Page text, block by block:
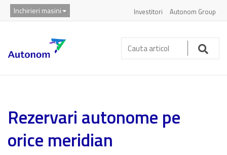
Inchirieri masini Investitori Autonom Group
Cauta
articol:
Rezervari autonome pe
orice meridian